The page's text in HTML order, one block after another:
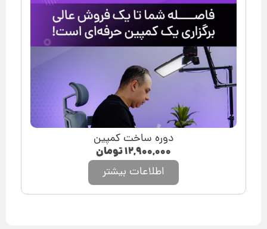
دوره ساخت کمپین
۱۲,۹۰۰,۰۰۰تومان
اطلاعات بیشتر